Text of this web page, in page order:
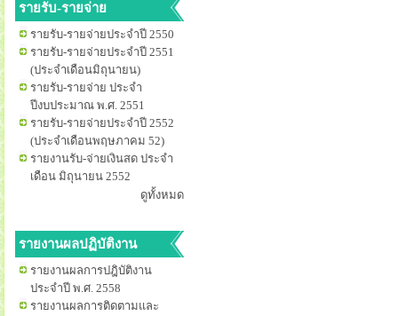
รายรับ-รายจ่าย
รายรับ-รายจ่ายประจำปี 2550
รายรับ-รายจ่ายประจำปี 2551
(ประจำเดือนมิถุนายน)
รายรับ-รายจ่าย ประจำ
ปีงบประมาณ พ.ศ. 2551
รายรับ-รายจ่ายประจำปี 2552
(ประจำเดือนพฤษภาคม 52)
รายงานรับ-จ่ายเงินสด ประจำ
เดือน มิถุนายน 2552
ดูทั้งหมด
รายงานผลปฏิบัติงาน
รายงานผลการปฎิบัติงาน
ประจำปี พ.ศ. 2558
รายงานผลการติดตามและ